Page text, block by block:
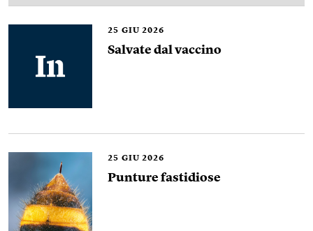
25 GIU 2026
Salvate dal vaccino
25 GIU 2026
Punture fastidiose